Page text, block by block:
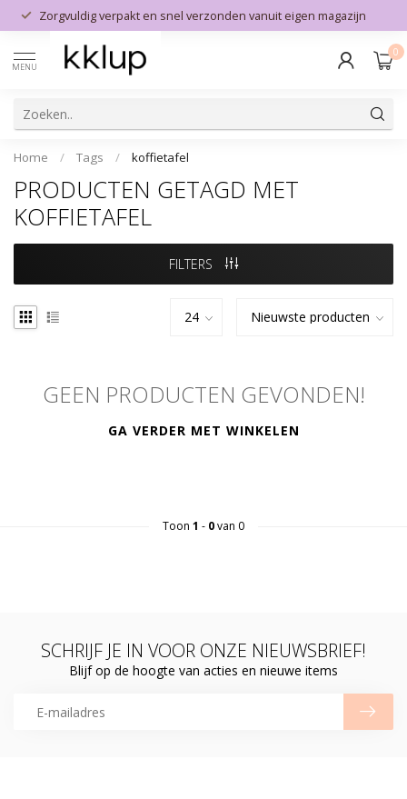
Zorgvuldig verpakt en snel verzonden vanuit eigen magazijn
MENU
0
Home / Tags / koffietafel
PRODUCTEN GETAGD MET
KOFFIETAFEL
FILTERS
GEEN PRODUCTEN GEVONDEN!
GA VERDER MET WINKELEN
Toon 1 - 0van 0
SCHRIJF JE IN VOOR ONZE NIEUWSBRIEF!
Blijf op de hoogte van acties en nieuwe items